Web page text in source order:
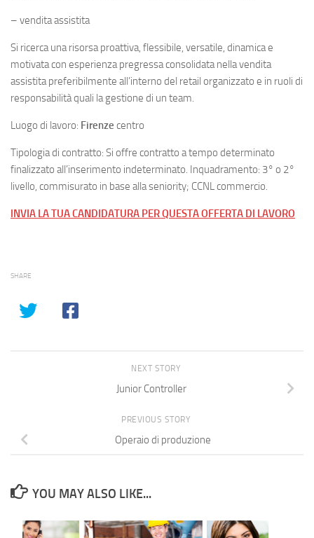
– vendita assistita
Si ricerca una risorsa proattiva, flessibile, versatile, dinamica e
motivata con esperienza pregressa consolidata nella vendita
assistita preferibilmente all’interno del retail organizzato e in ruoli di
responsabilità quali la gestione di un team.
Luogo di lavoro: Firenze centro
Tipologia di contratto: Si offre contratto a tempo determinato
finalizzato all’inserimento indeterminato. Inquadramento: 3° o 2°
livello, commisurato in base alla seniority; CCNL commercio.
INVIA LA TUA CANDIDATURA PER QUESTA OFFERTA DI LAVORO
SHARE
NEXT STORY
Junior Controller
PREVIOUS STORY
Operaio di produzione
YOU MAY ALSO LIKE...